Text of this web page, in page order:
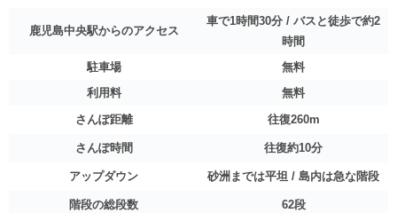
鹿児島中央駅からのアクセス
車で1時間30分 / バスと徒歩で約2
時間
駐車場
無料
利用料
無料
さんぽ距離
往復260m
さんぽ時間 往復約10分
アップダウン 砂洲までは平坦 / 島内は急な階段
階段の総段数 62段